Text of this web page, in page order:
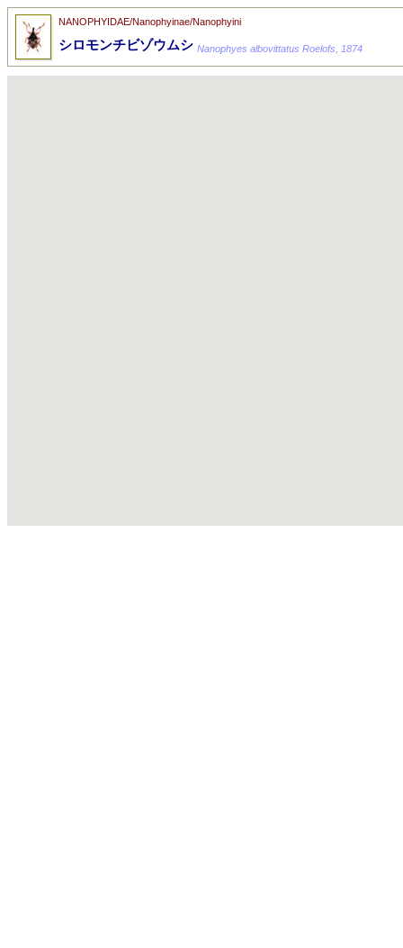
NANOPHYIDAE/Nanophyinae/Nanophyini
シロモンチビゾウムシ Nanophyes albovittatus Roelofs, 1874